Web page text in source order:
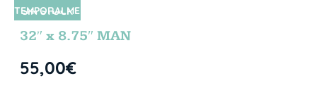
SIN STOCK
TEMPORALME
NTE
32″ x 8.75″ MAN
55,00€